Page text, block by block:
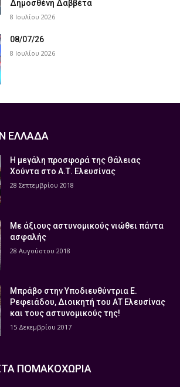
Δημοσθένη Δαββέτα
8 Ιουλίου 2026
08/07/26
8 Ιουλίου 2026
ΕΛΛΑΔΑ
Η μεγάλη προσφορά της Θάλειας
Χούντα στο Α.Τ. Ελευσίνας
28 Σεπτεμβρίου 2018
Με άξιους αστυνομικούς νιώθει πάντα
ασφαλής
28 Αυγούστου 2018
Μπράβο στην Υποδιευθύντρια Ε.
Ρεφειάδου, Διοικητή του ΑΤ Ελευσίνας
και τους αστυνομικούς της!
15 Δεκεμβρίου 2017
ΠΟΜΑΚΟΧΩΡΙΑ